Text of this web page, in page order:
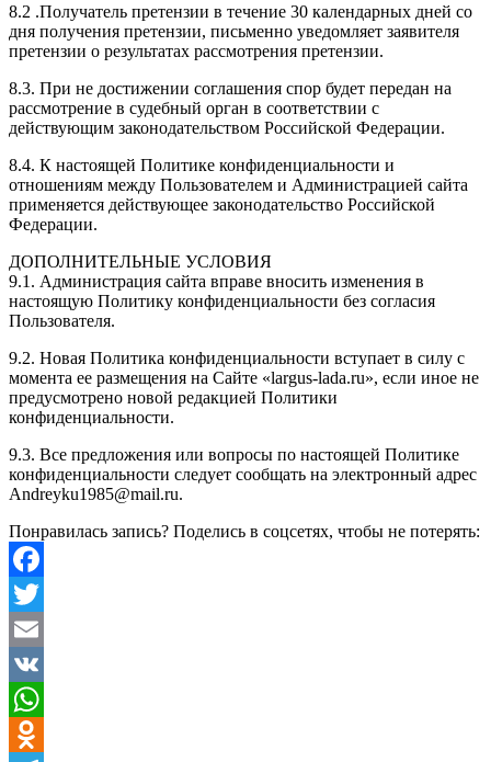
8.2 .Получатель претензии в течение 30 календарных дней со
дня получения претензии, письменно уведомляет заявителя
претензии о результатах рассмотрения претензии.
8.3. При не достижении соглашения спор будет передан на
рассмотрение в судебный орган в соответствии с
действующим законодательством Российской Федерации.
8.4. К настоящей Политике конфиденциальности и
отношениям между Пользователем и Администрацией сайта
применяется действующее законодательство Российской
Федерации.
ДОПОЛНИТЕЛЬНЫЕ УСЛОВИЯ
9.1. Администрация сайта вправе вносить изменения в
настоящую Политику конфиденциальности без согласия
Пользователя.
9.2. Новая Политика конфиденциальности вступает в силу с
момента ее размещения на Сайте «largus-lada.ru», если иное не
предусмотрено новой редакцией Политики
конфиденциальности.
9.3. Все предложения или вопросы по настоящей Политике
конфиденциальности следует сообщать на электронный адрес
Andreyku1985@mail.ru.
Понравилась запись? Поделись в соцсетях, чтобы не потерять:
Facebook
Twitter
Email
VK
WhatsApp